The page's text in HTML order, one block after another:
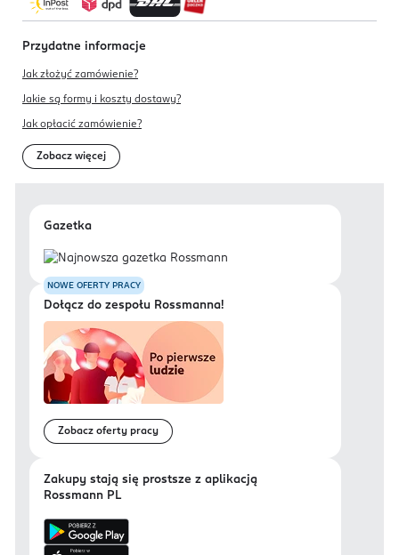
Przydatne informacje
Jak złożyć zamówienie?
Jakie są formy i koszty dostawy?
Jak opłacić zamówienie?
Zobacz więcej
Gazetka
NOWE OFERTY PRACY
Dołącz do zespołu Rossmanna!
Zobacz oferty pracy
Zakupy stają się prostsze z aplikacją
Rossmann PL